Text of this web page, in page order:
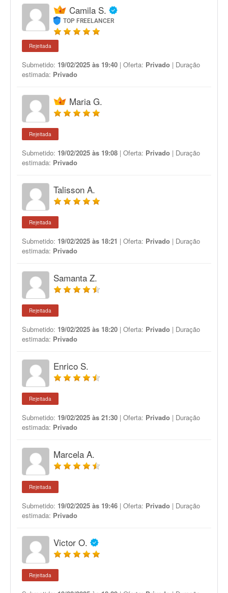
Camila S.
TOP FREELANCER
Rejeitada
Submetido: 19/02/2025 às 19:40 | Oferta: Privado | Duração
estimada: Privado
Maria G.
Rejeitada
Submetido: 19/02/2025 às 19:08 | Oferta: Privado | Duração
estimada: Privado
Talisson A.
Rejeitada
Submetido: 19/02/2025 às 18:21 | Oferta: Privado | Duração
estimada: Privado
Samanta Z.
Rejeitada
Submetido: 19/02/2025 às 18:20 | Oferta: Privado | Duração
estimada: Privado
Enrico S.
Rejeitada
Submetido: 19/02/2025 às 21:30 | Oferta: Privado | Duração
estimada: Privado
Marcela A.
Rejeitada
Submetido: 19/02/2025 às 19:46 | Oferta: Privado | Duração
estimada: Privado
Victor O.
Rejeitada